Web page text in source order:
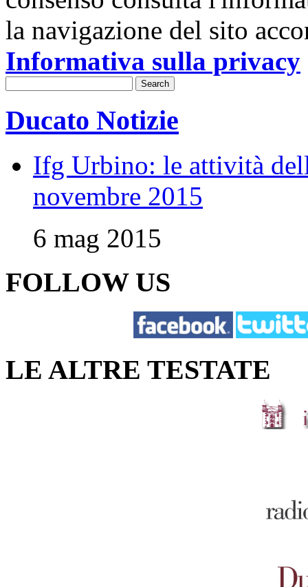
la navigazione del sito
Informativa sulla privacy
Ducato Notizie
Ifg Urbino: le attività
novembre 2015
6 mag 2015
FOLLOW US
LE ALTRE TESTATE